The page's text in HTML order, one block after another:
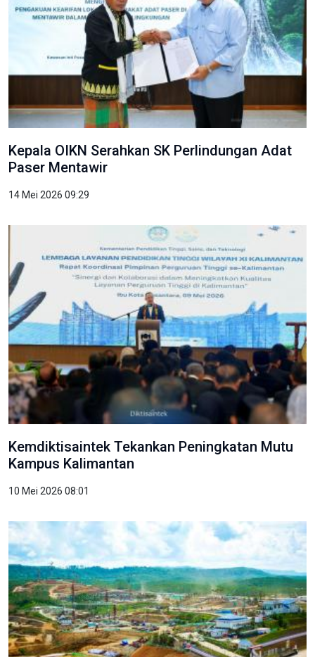
Kepala OIKN Serahkan SK Perlindungan Adat
Paser Mentawir
14 Mei 2026 09:29
Kemdiktisaintek Tekankan Peningkatan Mutu
Kampus Kalimantan
10 Mei 2026 08:01